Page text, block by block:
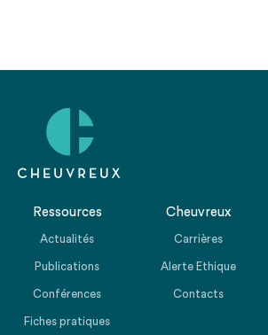
Ressources
Actualités
Publications
Conférences
Fiches pratiques
Cheuvreux
Carrières
Alerte Ethique
Contacts